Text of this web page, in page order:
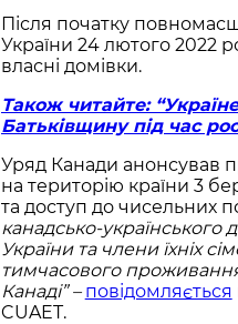
Після початку
України 24 лютого 2022
власні домівки.
Також читайте:
Батьківщину під час
Уряд Канади анонсував
на територію країни 3
та доступ до чисельних
канадсько-українського
України та члени їхніх
тимчасового
Канаді” – повідомляється
CUAET.